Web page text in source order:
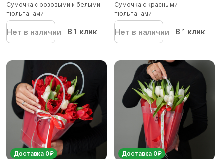
Сумочка с розовыми и белыми
тюльпанами
Нет в наличии В 1 клик
Сумочка с красными
тюльпанами
Нет в наличии В 1 клик
Доставка 0₽ Доставка 0₽